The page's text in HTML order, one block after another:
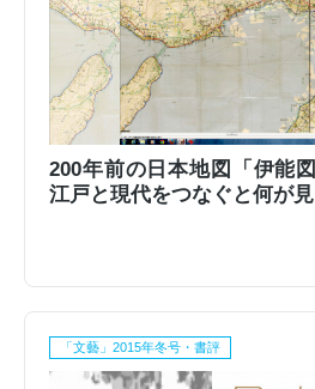
200年前の日本地図「伊能
江戸と現代をつなぐと何が
「文藝」2015年冬号・書評